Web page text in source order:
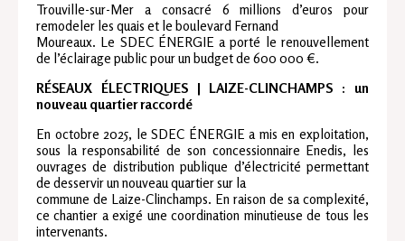
Trouville-sur-Mer a consacré 6 millions d’euros pour
remodeler les quais et le boulevard Fernand
Moureaux. Le SDEC ÉNERGIE a porté le renouvellement
de l’éclairage public pour un budget de 600 000 €.
RÉSEAUX ÉLECTRIQUES | LAIZE-CLINCHAMPS : un
nouveau quartier raccordé
En octobre 2025, le SDEC ÉNERGIE a mis en exploitation,
sous la responsabilité de son concessionnaire Enedis, les
ouvrages de distribution publique d’électricité permettant
de desservir un nouveau quartier sur la
commune de Laize-Clinchamps. En raison de sa complexité,
ce chantier a exigé une coordination minutieuse de tous les
intervenants.